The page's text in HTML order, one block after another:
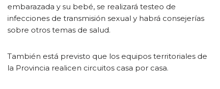
embarazada y su bebé, se realizará testeo de
infecciones de transmisión sexual y habrá consejerías
sobre otros temas de salud.
También está previsto que los equipos territoriales de
la Provincia realicen circuitos casa por casa.